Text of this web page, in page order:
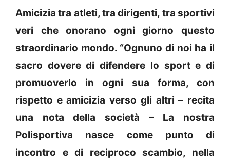
Amicizia tra atleti, tra dirigenti, tra sportivi
veri che onorano ogni giorno questo
straordinario mondo. “Ognuno di noi ha il
sacro dovere di difendere lo sport e di
promuoverlo in ogni sua forma, con
rispetto e amicizia verso gli altri – recita
una nota della società – La nostra
Polisportiva nasce come punto di
incontro e di reciproco scambio, nella